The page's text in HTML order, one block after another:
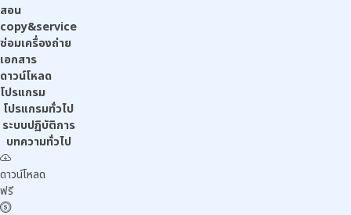
สอน
copy&service
ซ่อมเครื่องถ่าย
เอกสาร
ดาวน์โหลด
โปรแกรม
โปรแกรมทั่วไป
ระบบปฏิบัติการ
บทความทั่วไป
ดาวน์โหลด
ฟรี